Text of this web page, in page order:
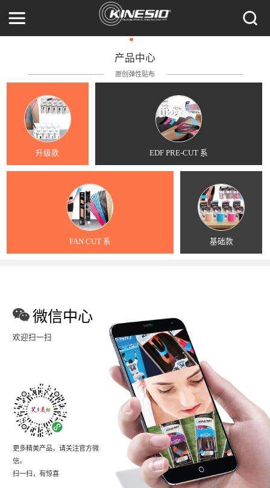
产品中心
原创弹性贴布
升级款 EDF PRE-CUT 系
FAN CUT 系 基础款
微信中心
欢迎扫一扫
更多精美产品，请关注官方微
信。
扫一扫，有惊喜